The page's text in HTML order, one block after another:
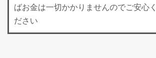
ばお金は一切かかりませんのでご安心く
ださい